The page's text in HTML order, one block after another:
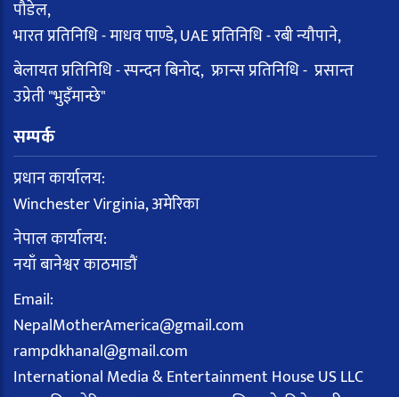
पौडेल,
भारत प्रतिनिधि - माधव पाण्डे, UAE प्रतिनिधि - रबी न्यौपाने,
बेलायत प्रतिनिधि - स्पन्दन बिनोद, फ्रान्स प्रतिनिधि - प्रसान्त
उप्रेती "भुइँमान्छे"
सम्पर्क
प्रधान कार्यालय:
Winchester Virginia, अमेरिका
नेपाल कार्यालय:
नयाँ बानेश्वर काठमाडौं
Email:
NepalMotherAmerica@gmail.com
rampdkhanal@gmail.com
International Media & Entertainment House US LLC